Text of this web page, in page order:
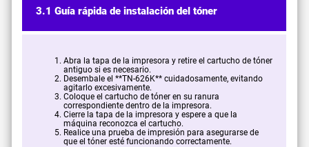
3.1 Guía rápida de instalación del tóner
Abra la tapa de la impresora y retire el cartucho de tóner
antiguo si es necesario.
Desembale el **TN-626K** cuidadosamente, evitando
agitarlo excesivamente.
Coloque el cartucho de tóner en su ranura
correspondiente dentro de la impresora.
Cierre la tapa de la impresora y espere a que la
máquina reconozca el cartucho.
Realice una prueba de impresión para asegurarse de
que el tóner esté funcionando correctamente.